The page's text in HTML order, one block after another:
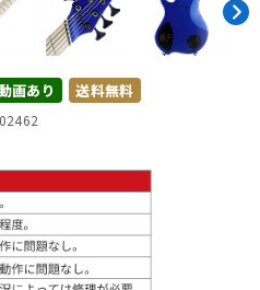
レコーディング機器
楽器アクセサリ
画あり 送料無料